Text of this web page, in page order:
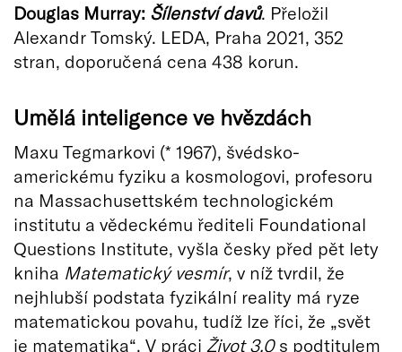
Douglas Murray: Šílenství davů. Přeložil
Alexandr Tomský. LEDA, Praha 2021, 352
stran, doporučená cena 438 korun.
Umělá inteligence ve hvězdách
Maxu Tegmarkovi (* 1967), švédsko-
americkému fyziku a kosmologovi, profesoru
na Massachusettském technologickém
institutu a vědeckému řediteli Foundational
Questions Institute, vyšla česky před pět lety
kniha Matematický vesmír, v níž tvrdil, že
nejhlubší podstata fyzikální reality má ryze
matematickou povahu, tudíž lze říci, že „svět
je matematika“. V práci Život 3.0s podtitulem